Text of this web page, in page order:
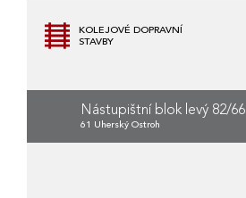
KOLEJOVÉ DOPRAVNÍ
STAVBY
Nástupištní blok levý 82/66
61 Uherský Ostroh